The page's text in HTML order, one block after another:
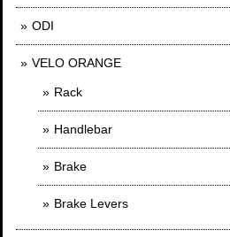
ODI
VELO ORANGE
Rack
Handlebar
Brake
Brake Levers